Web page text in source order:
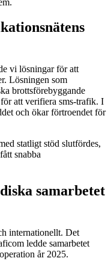
vi lösningar för att
Lösningen som
brottsförebyggande
att verifiera sms-trafik. I
och ökar förtroendet för
statligt stöd slutfördes,
snabba
samarbetet
internationellt. Det
ledde samarbetet
år 2025.